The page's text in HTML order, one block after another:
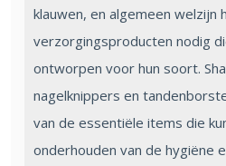
klauwen, en algemeen welzijn
verzorgingsproducten nodig
ontworpen voor hun soort.
nagelknippers en
van de essentiële items die
onderhouden van de hygiëne